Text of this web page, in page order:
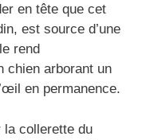
en tête que cet
est source d’une
rend
chien arborant un
en permanence.
collerette du